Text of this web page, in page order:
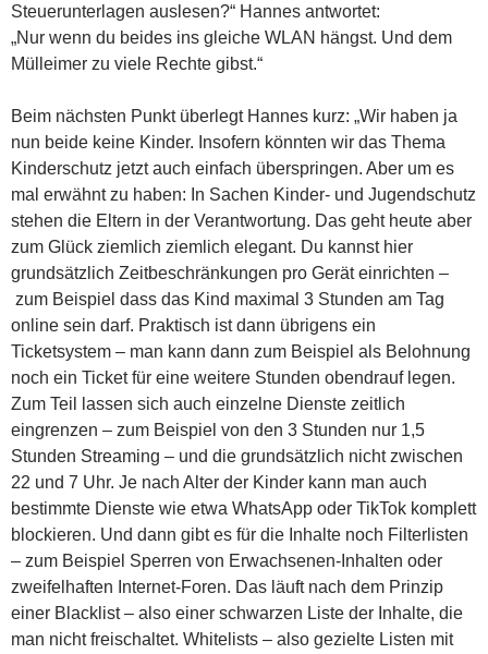
Steuerunterlagen auslesen?“ Hannes antwortet:
„Nur wenn du beides ins gleiche WLAN hängst. Und dem
Mülleimer zu viele Rechte gibst.“
Beim nächsten Punkt überlegt Hannes kurz: „Wir haben ja
nun beide keine Kinder. Insofern könnten wir das Thema
Kinderschutz jetzt auch einfach überspringen. Aber um es
mal erwähnt zu haben: In Sachen Kinder- und Jugendschutz
stehen die Eltern in der Verantwortung. Das geht heute aber
zum Glück ziemlich ziemlich elegant. Du kannst hier
grundsätzlich Zeitbeschränkungen pro Gerät einrichten –
zum Beispiel dass das Kind maximal 3 Stunden am Tag
online sein darf. Praktisch ist dann übrigens ein
Ticketsystem – man kann dann zum Beispiel als Belohnung
noch ein Ticket für eine weitere Stunden obendrauf legen.
Zum Teil lassen sich auch einzelne Dienste zeitlich
eingrenzen – zum Beispiel von den 3 Stunden nur 1,5
Stunden Streaming – und die grundsätzlich nicht zwischen
22 und 7 Uhr. Je nach Alter der Kinder kann man auch
bestimmte Dienste wie etwa WhatsApp oder TikTok komplett
blockieren. Und dann gibt es für die Inhalte noch Filterlisten
– zum Beispiel Sperren von Erwachsenen-Inhalten oder
zweifelhaften Internet-Foren. Das läuft nach dem Prinzip
einer Blacklist – also einer schwarzen Liste der Inhalte, die
man nicht freischaltet. Whitelists – also gezielte Listen mit